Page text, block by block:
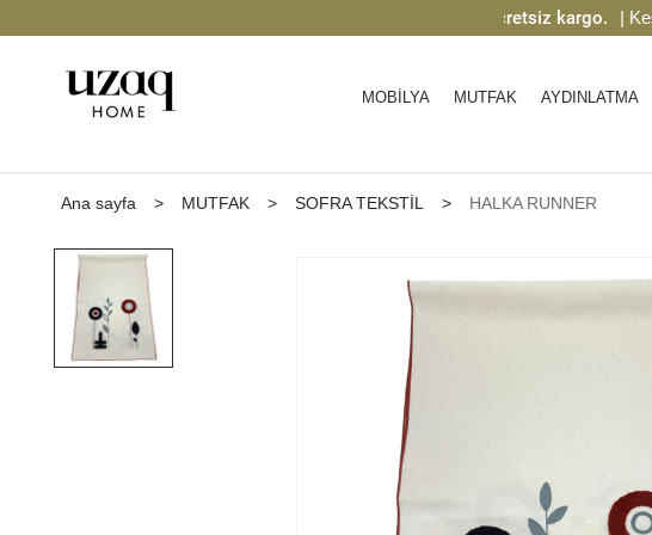
2000 TL üzeri ücretsiz kargo. | Keşfedin
MOBİLYA MUTFAK AYDINLATMA
Ana sayfa > MUTFAK > SOFRA TEKSTİL > HALKA RUNNER